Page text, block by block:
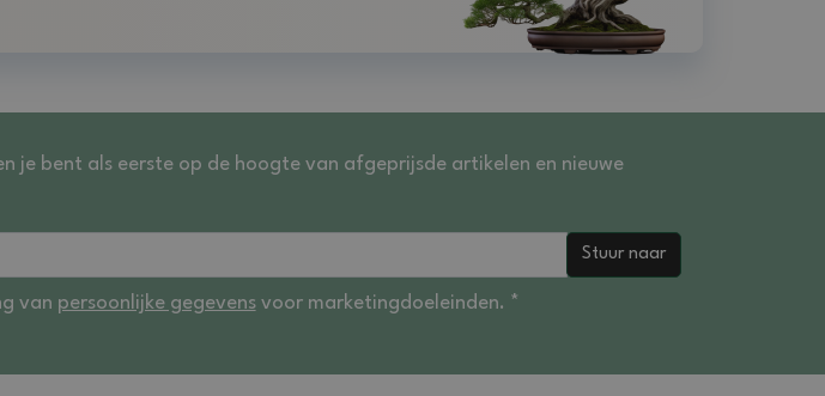
je bent als eerste op de hoogte van afgeprijsde artikelen en nieuwe
Stuur naar
van persoonlijke gegevensvoor marketingdoeleinden. *